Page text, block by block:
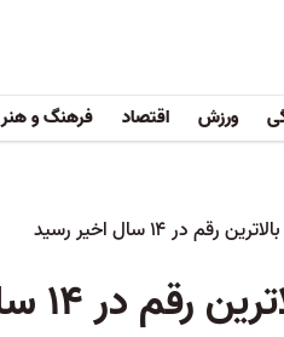
ورزش اقتصاد فرهنگ و هنر
در ۱۴ سال اخیر رسید
۱۴ سال اخیر رسید